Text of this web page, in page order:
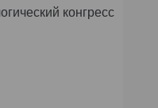
конгресс